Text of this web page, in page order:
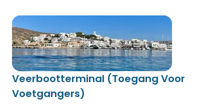
Veerbootterminal (Toegang Voor
Voetgangers)